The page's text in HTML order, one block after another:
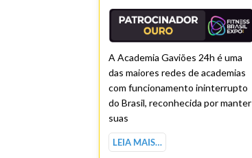
A Academia Gaviões 24h é uma
das maiores redes de academias
com funcionamento ininterrupto
do Brasil, reconhecida por manter
suas
LEIA MAIS…